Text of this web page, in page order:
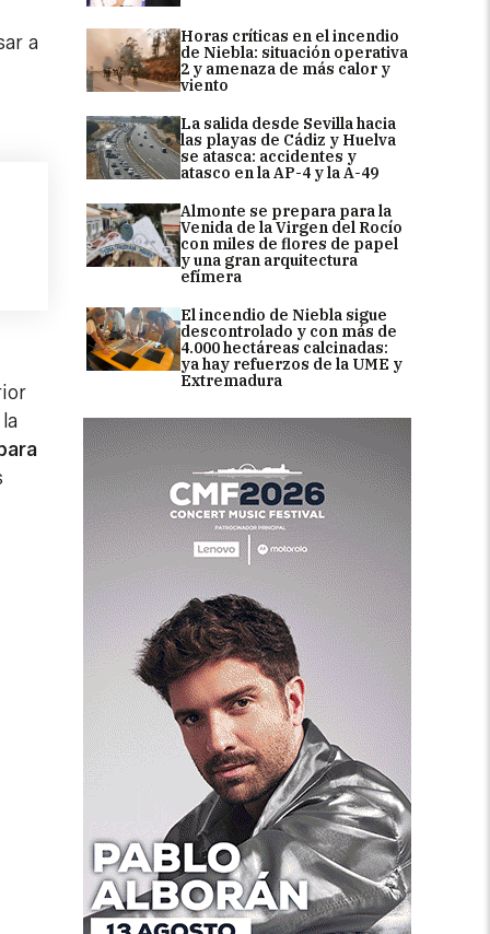
Horas críticas en el incendio
de Niebla: situación operativa
2 y amenaza de más calor y
viento
La salida desde Sevilla hacia
las playas de Cádiz y Huelva
se atasca: accidentes y
atasco en la AP-4 y la A-49
Almonte se prepara para la
Venida de la Virgen del Rocío
con miles de flores de papel
y una gran arquitectura
efímera
El incendio de Niebla sigue
descontrolado y con más de
4.000 hectáreas calcinadas:
ya hay refuerzos de la UME y
Extremadura
a